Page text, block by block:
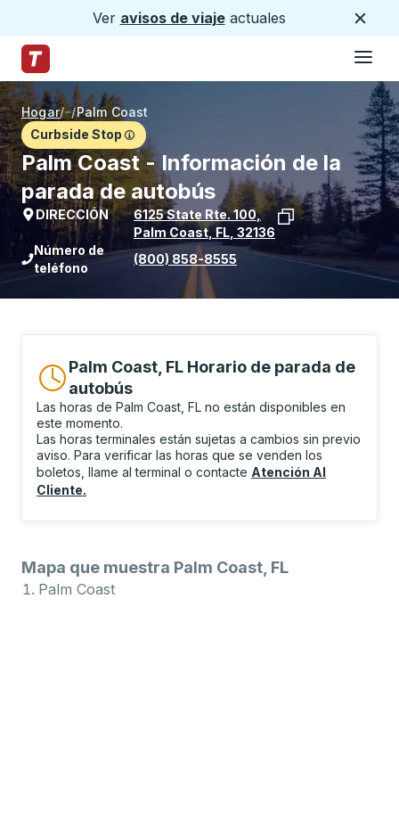
Ver avisos de viajeactuales
Página de inicio de Trailways
Hogar/ /Palm Coast
Curbside Stop
Palm Coast - Información de la
parada de autobús
DIRECCIÓN 6125 State Rte. 100,
Palm Coast, FL 32136
Ver la ubicación de la parada en
Número de
teléfono
(800) 858-8555
Palm Coast, FL Horario de parada de
autobús
Las horas de Palm Coast, FL no están disponibles en
este momento.
Las horas terminales están sujetas a cambios sin previo
aviso. Para verificar las horas que se venden los
boletos, llame al terminal o contacte Atención Al
Cliente.
Mapa que muestra Palm Coast, FL
Palm Coast